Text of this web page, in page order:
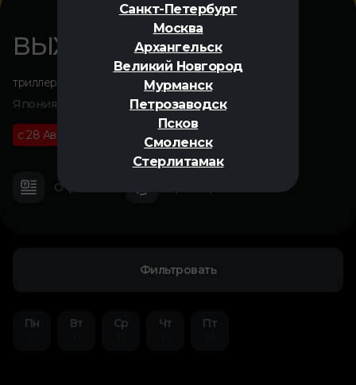
Санкт-Петербург
Москва
Архангельск
Великий Новгород
Мурманск
Петрозаводск
Псков
Смоленск
Стерлитамак
ВЫХОД 8
триллер
Япония, 2025
с 28 Августа 01 ч 35 м
О фильме
Фильтровать
Пн
Вт
Ср
Чт
Пт